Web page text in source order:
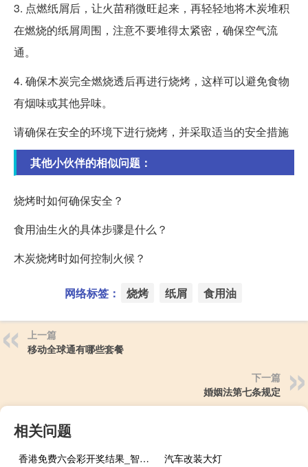
3. 点燃纸屑后，让火苗稍微旺起来，再轻轻地将木炭堆积
在燃烧的纸屑周围，注意不要堆得太紧密，确保空气流
通。
4. 确保木炭完全燃烧透后再进行烧烤，这样可以避免食物
有烟味或其他异味。
请确保在安全的环境下进行烧烤，并采取适当的安全措施
其他小伙伴的相似问题：
烧烤时如何确保安全？
食用油生火的具体步骤是什么？
木炭烧烤时如何控制火候？
网络标签： 烧烤 纸屑 食用油
上一篇
移动全球通有哪些套餐
下一篇
婚姻法第七条规定
相关问题
香港免费六会彩开奖结果_智能AI深度解析_百度大脑版A12.70
汽车改装大灯